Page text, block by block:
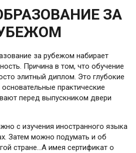
ЗА
за рубежом набирает
Причина в том, что обучение
элитный диплом. Это глубокие
практические
перед выпускником двери
с изучения иностранного языка
Затем можно подумать и об
стране…А имея сертификат о